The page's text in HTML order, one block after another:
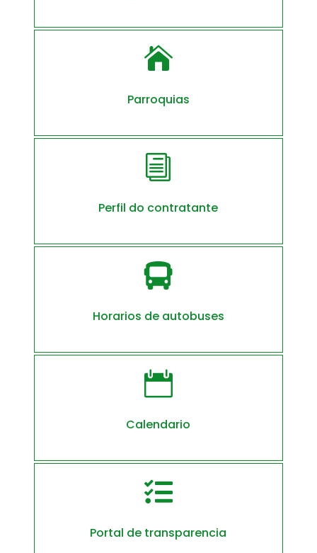

Parroquias
i
Perfil do contratante

Horarios de autobuses

Calendario

Portal de transparencia